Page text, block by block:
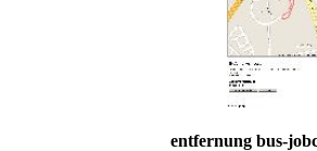
entfernung bus-